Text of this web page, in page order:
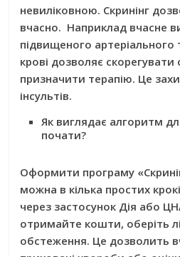
невиліковною. Скринінг
вчасно. Наприклад вчасне
підвищеного артеріального
крові дозволяє
призначити терапію. Це
інсультів.
Як виглядає алгоритм
почати?
Оформити програму
можна в кілька простих
через застосунок Дія або
отримайте кошти, оберіть
обстеження. Це дозволить